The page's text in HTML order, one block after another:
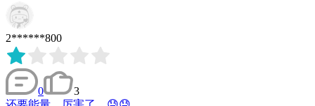
2******800
0
3